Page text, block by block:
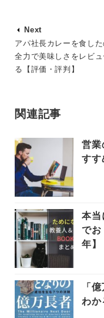
Next
アパ社長カレーを食し
全力で美味しさをレビュ
る【評価・評判】
関連記事
営業
すす
本当
でお
年】
「
わか